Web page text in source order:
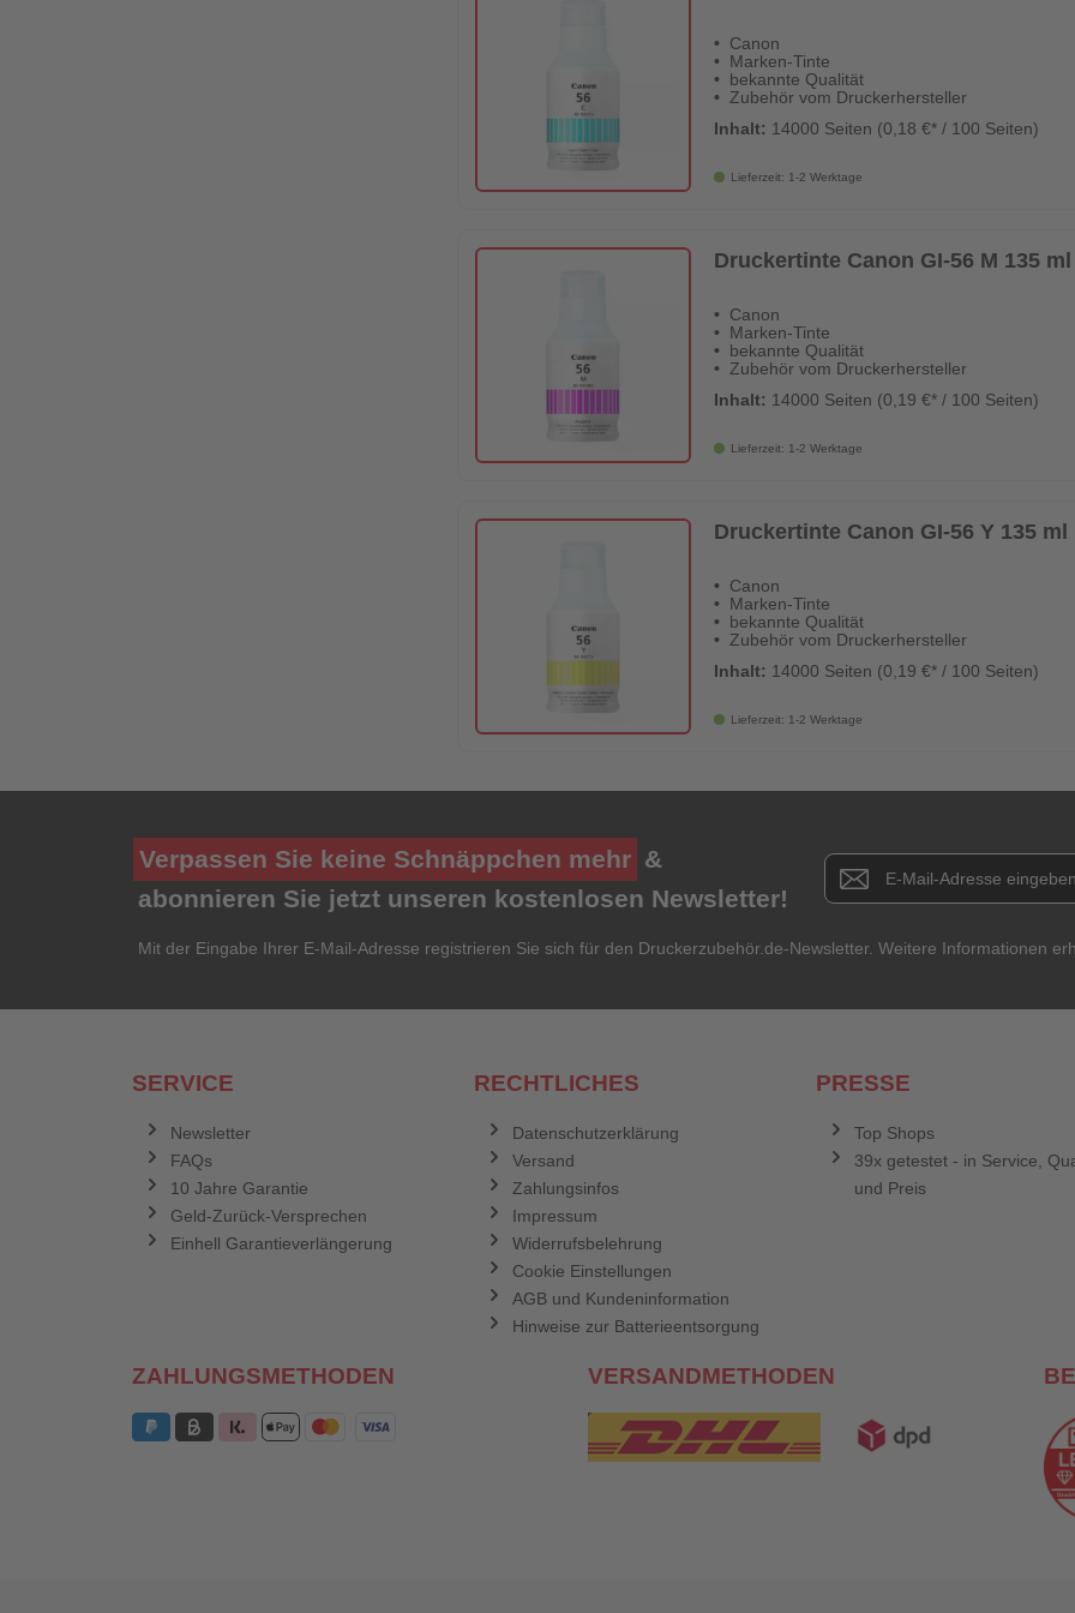
Canon
Marken-Tinte
bekannte Qualität
Zubehör vom Druckerhersteller
Inhalt: 14000 Seiten (0,18 €* / 100 Seiten)
Lieferzeit: 1-2 Werktage
Druckertinte Canon GI-56 M 135
Canon
Marken-Tinte
bekannte Qualität
Zubehör vom Druckerhersteller
Inhalt: 14000 Seiten (0,19 €* / 100 Seiten)
Lieferzeit: 1-2 Werktage
Druckertinte Canon GI-56 Y 135 ml
Canon
Marken-Tinte
bekannte Qualität
Zubehör vom Druckerhersteller
Inhalt: 14000 Seiten (0,19 €* / 100 Seiten)
Lieferzeit: 1-2 Werktage
Verpassen Sie keine Schnäppchen mehr &
abonnieren Sie jetzt unseren kostenlosen Newsletter!
Newsletter E-Mail Adresse
Mit der Eingabe Ihrer E-Mail-Adresse registrieren Sie sich für den Druckerzubehör.de-Newsletter. Weitere Informationen
SERVICE
Newsletter
FAQs
10 Jahre Garantie
Geld-Zurück-Versprechen
Einhell Garantieverlängerung
RECHTLICHES
Datenschutzerklärung
Versand
Zahlungsinfos
Impressum
Widerrufsbelehrung
Cookie Einstellungen
AGB und Kundeninformation
Hinweise zur Batterieentsorgung
PRESSE
Top Shops
39x getestet - in Service,
und Preis
ZAHLUNGSMETHODEN VERSANDMETHODEN